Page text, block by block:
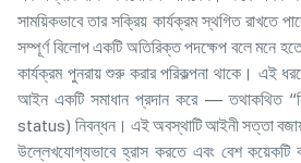
সাময়িকভাবে তার সক্রিয় কার্যক্রম স্থগিত রাখতে
সম্পূর্ণ বিলোপ একটি অতিরিক্ত পদক্ষেপ বলে মনে
কার্যক্রম পুনরায় শুরু করার পরিকল্পনা থাকে। এই
আইন একটি সমাধান প্রদান করে — তথাকথিত
status) নিবন্ধন। এই অবস্থাটি আইনী সত্তা বজায়
উল্লেখযোগ্যভাবে হ্রাস করতে এবং বেশ কয়েকটি